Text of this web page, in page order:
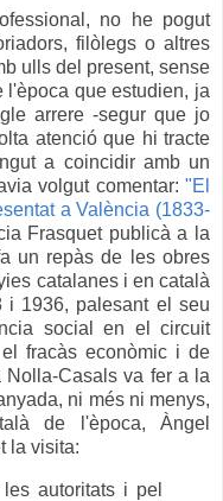
no he pogut
filòlegs o altres
ulls del present, sense
l'època que estudien, ja
arrere -segur que jo
atenció que hi tracte
a coincidir amb un
volgut comentar: "El
a València (1833-
Frasquet publicà a la
un repàs de les obres
catalanes i en català
i 1936, palesant el seu
social en el circuit
fracàs econòmic i de
Casals va fer a la
ni més ni menys,
de l'època, Àngel
la visita:
autoritats i pel